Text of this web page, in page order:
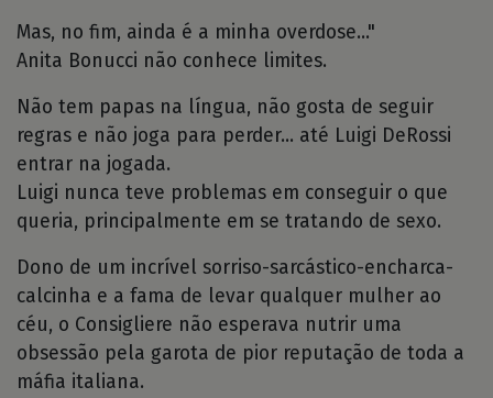
Mas, no fim, ainda é a minha overdose..."
Anita Bonucci não conhece limites.
Não tem papas na língua, não gosta de seguir
regras e não joga para perder... até Luigi DeRossi
entrar na jogada.
Luigi nunca teve problemas em conseguir o que
queria, principalmente em se tratando de sexo.
Dono de um incrível sorriso-sarcástico-encharca-
calcinha e a fama de levar qualquer mulher ao
céu, o Consigliere não esperava nutrir uma
obsessão pela garota de pior reputação de toda a
máfia italiana.